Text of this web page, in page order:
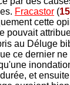
Fracastor (
cette
pouvait
au Déluge
ce dernier
et